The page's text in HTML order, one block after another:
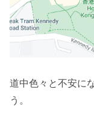
道中色々と不安に
う。